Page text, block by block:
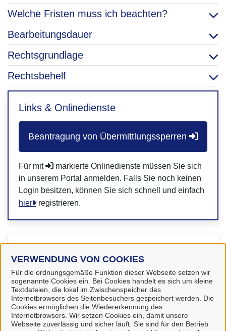
VERWENDUNG VON COOKIES
Für die ordnungsgemäße Funktion dieser Webseite setzen wir
sogenannte Cookies ein. Bei Cookies handelt es sich um kleine
Textdateien, die lokal im Zwischenspeicher des
Internetbrowsers des Seitenbesuchers gespeichert werden. Die
Cookies ermöglichen die Wiedererkennung des
Internetbrowsers. Wir setzen Cookies ein, damit unsere
Webseite zuverlässig und sicher läuft. Sie sind für den Betrieb
Welche Fristen muss ich beachten?
Bearbeitungsdauer
Rechtsgrundlage
Rechtsbehelf
Links & Onlinedienste
Beantragung von Übermittlungssperren
Für mit
markierte Onlinedienste müssen Sie sich
in unserem Portal anmelden. Falls Sie noch keinen
Login besitzen, können Sie sich schnell und einfach
hier
registrieren.
Samtgemeinde Harsefeld
Einwohnermeldewesen/KFZ-